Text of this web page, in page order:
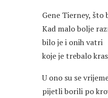
Gene Tierney, što
Kad malo bolje
bilo je i onih vatri
koje je trebalo
U ono su se
pijetli borili po